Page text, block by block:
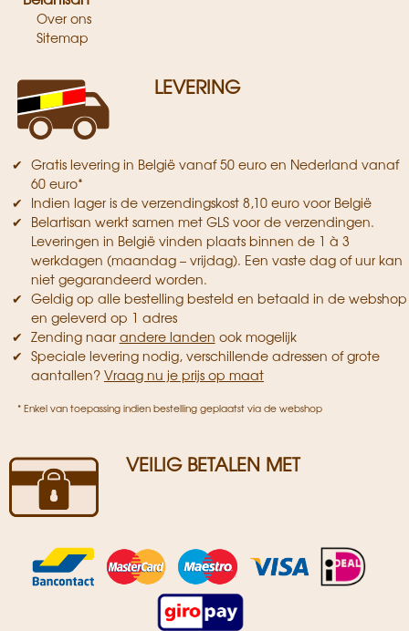
Over ons
Sitemap
LEVERING
Gratis levering in België vanaf 50 euro en Nederland vanaf
60 euro*
Indien lager is de verzendingskost 8,10 euro voor België
Belartisan werkt samen met GLS voor de verzendingen.
Leveringen in België vinden plaats binnen de 1 à 3
werkdagen (maandag – vrijdag). Een vaste dag of uur kan
niet gegarandeerd worden.
Geldig op alle bestelling besteld en betaald in de webshop
en geleverd op 1 adres
Zending naar andere landen ook mogelijk
Speciale levering nodig, verschillende adressen of grote
aantallen? Vraag nu je prijs op maat
* Enkel van toepassing indien bestelling geplaatst via de webshop
VEILIG BETALEN MET